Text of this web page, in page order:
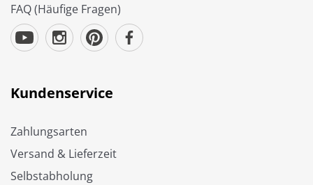
FAQ (Häufige Fragen)
Kundenservice
Zahlungsarten
Versand & Lieferzeit
Selbstabholung